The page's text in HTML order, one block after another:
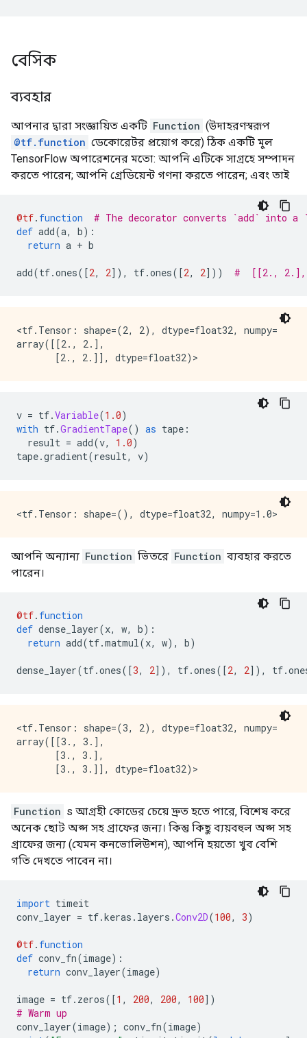
বেসিক
ব্যবহার
আপনার দ্বারা সংজ্ঞায়িত একটি Function (উদাহরণস্বরূপ
@tf.function ডেকোরেটর প্রয়োগ করে) ঠিক একটি মূল
TensorFlow অপারেশনের মতো: আপনি এটিকে সাগ্রহে সম্পাদন
করতে পারেন; আপনি গ্রেডিয়েন্ট গণনা করতে পারেন; এবং তাই
@tf. function
# The decorator converts `add` into a
def add(a, b):
return a + b
add(tf.ones([2, 2]), tf.ones([2, 2])) #  [[2.,
<tf.Tensor: shape=(2, 2), dtype=float32, numpy=
array([[2., 2.],
v = tf.Variable(1.0)
with tf.GradientTape() as tape :
result = add(v, 1.0)
tape.gradient(result, v)
আপনি অন্যান্য Function ভিতরে Function ব্যবহার করতে
পারেন।
@tf. function
def dense_layer(x, w, b):
return add(tf.matmul(x, w), b)
dense_layer(tf.ones([3, 2]), tf.ones([2, 2]), tf.
<tf.Tensor: shape=(3, 2), dtype=float32, numpy=
array([[3., 3.],
       [3., 3.],
Function s আগ্রহী কোডের চেয়ে দ্রুত হতে পারে, বিশেষ করে
অনেক ছোট অপ্স সহ গ্রাফের জন্য। কিন্তু কিছু ব্যয়বহুল অপ্স সহ
গ্রাফের জন্য (যেমন কনভোলিউশন), আপনি হয়তো খুব বেশি
গতি দেখতে পাবেন না।
import timeit
conv_layer = tf.keras . layers .Conv2D(100, 3)
@tf. function
def conv_fn(image):
return conv_layer(image)
image = tf. zeros([1 , 200, 200, 100])
# Warm up
conv_layer(image); conv_fn(image)